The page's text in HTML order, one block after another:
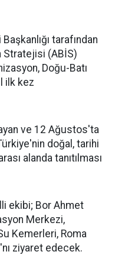
tarafından
Stratejisi (ABİS)
Doğu-Batı
ilk kez
ve 12 Ağustos'ta
doğal, tarihi
alanda tanıtılması
ekibi; Bor Ahmet
Merkezi,
Kemerleri, Roma
ziyaret edecek.